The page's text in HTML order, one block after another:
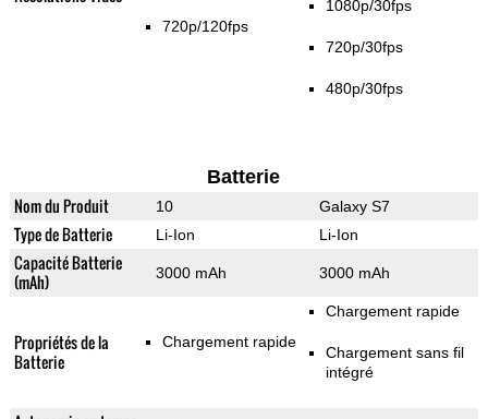
720p/120fps
1080p/30fps
720p/30fps
480p/30fps
Batterie
Nom du Produit 10 Galaxy S7
Type de Batterie Li-Ion Li-Ion
Capacité Batterie
(mAh)
3000 mAh 3000 mAh
Propriétés de la
Batterie
Chargement rapide
Chargement rapide
Chargement sans fil
intégré